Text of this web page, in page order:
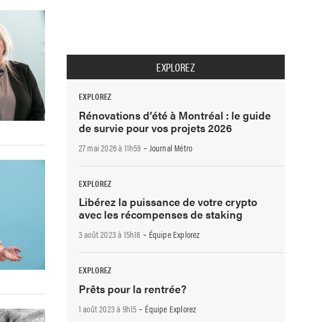
EXPLOREZ
EXPLOREZ
Rénovations d’été à Montréal : le guide
de survie pour vos projets 2026
27 mai 2026 à 11h59 - Journal Métro
EXPLOREZ
Libérez la puissance de votre crypto
avec les récompenses de staking
3 août 2023 à 15h18 - Équipe Explorez
EXPLOREZ
Prêts pour la rentrée?
1 août 2023 à 9h15 - Équipe Explorez